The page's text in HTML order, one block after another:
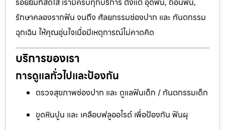
รักษาคลองรากฟัน จนถึง ศัลยกรรมช่องปาก และ ทันตกรรม
ฉุกเฉิน ให้คุณอุ่นใจเมื่อมีเหตุการณ์ไม่คาดคิด
บริการของเรา
การดูแลทั่วไปและป้องกัน
ตรวจสุขภาพช่องปาก และ ดูแลฟันเด็ก / ทันตกรรมเด็ก
ขูดหินปูน และ เคลือบฟลูออไรด์ เพื่อป้องกัน ฟันผุ